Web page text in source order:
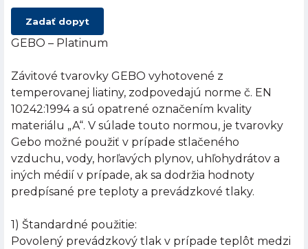
Zadať dopyt
GEBO – Platinum
Závitové tvarovky GEBO vyhotovené z
temperovanej liatiny, zodpovedajú norme č. EN
10242:1994 a sú opatrené označením kvality
materiálu „A“. V súlade touto normou, je tvarovky
Gebo možné použiť v prípade stlačeného
vzduchu, vody, horľavých plynov, uhľohydrátov a
iných médií v prípade, ak sa dodržia hodnoty
predpísané pre teploty a prevádzkové tlaky.
1) Štandardné použitie:
Povolený prevádzkový tlak v prípade teplôt medzi